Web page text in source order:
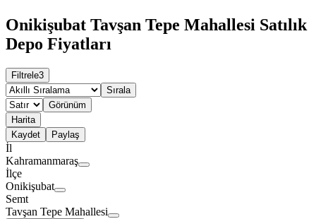
Onikişubat Tavşan Tepe Mahallesi Satılık
Depo Fiyatları
Filtrele3
Sırala
Görünüm
Harita
Kaydet
Paylaş
İl
Kahramanmaraş
İlçe
Onikişubat
Semt
Tavşan Tepe Mahallesi